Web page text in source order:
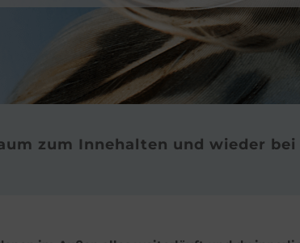
zum Innehalten und wieder